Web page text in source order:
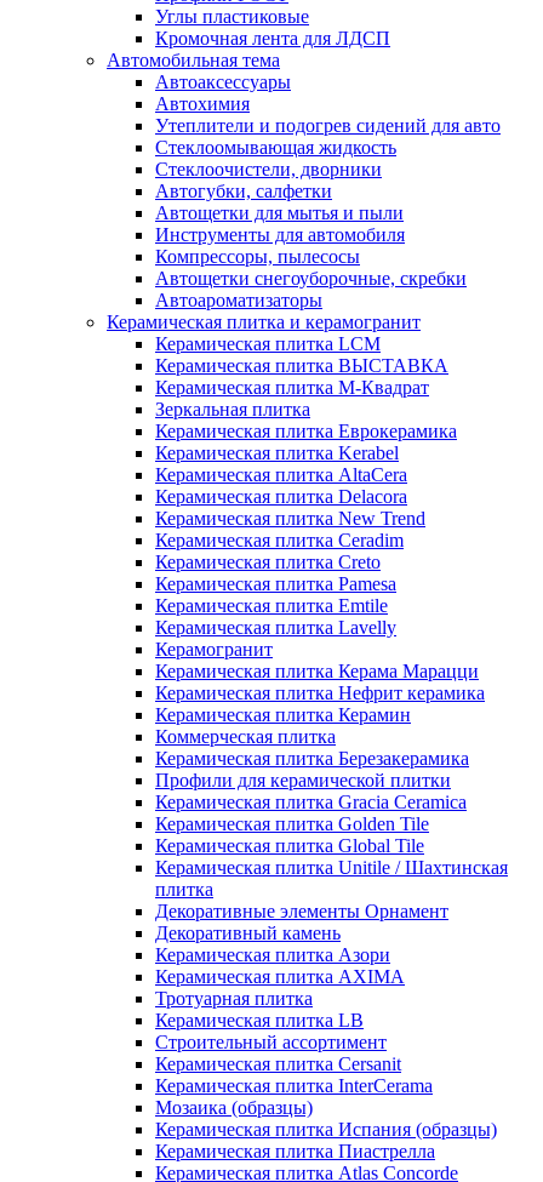
Углы пластиковые
Кромочная лента для ЛДСП
Автомобильная тема
Автоаксессуары
Автохимия
Утеплители и подогрев сидений для авто
Стеклоомывающая жидкость
Стеклоочистели, дворники
Автогубки, салфетки
Автощетки для мытья и пыли
Инструменты для автомобиля
Компрессоры, пылесосы
Автощетки снегоуборочные, скребки
Автоароматизаторы
Керамическая плитка и керамогранит
Керамическая плитка LCM
Керамическая плитка ВЫСТАВКА
Керамическая плитка М-Квадрат
Зеркальная плитка
Керамическая плитка Еврокерамика
Керамическая плитка Kerabel
Керамическая плитка AltaCera
Керамическая плитка Delacora
Керамическая плитка New Trend
Керамическая плитка Ceradim
Керамическая плитка Creto
Керамическая плитка Pamesa
Керамическая плитка Emtile
Керамическая плитка Lavelly
Керамогранит
Керамическая плитка Керама Марацци
Керамическая плитка Нефрит керамика
Керамическая плитка Керамин
Коммерческая плитка
Керамическая плитка Березакерамика
Профили для керамической плитки
Керамическая плитка Gracia Ceramica
Керамическая плитка Golden Tile
Керамическая плитка Global Tile
Керамическая плитка Unitile / Шахтинская
плитка
Декоративные элементы Орнамент
Декоративный камень
Керамическая плитка Азори
Керамическая плитка AXIMA
Тротуарная плитка
Керамическая плитка LB
Строительный ассортимент
Керамическая плитка Cersanit
Керамическая плитка InterCerama
Мозаика (образцы)
Керамическая плитка Испания (образцы)
Керамическая плитка Пиастрелла
Керамическая плитка Atlas Concorde